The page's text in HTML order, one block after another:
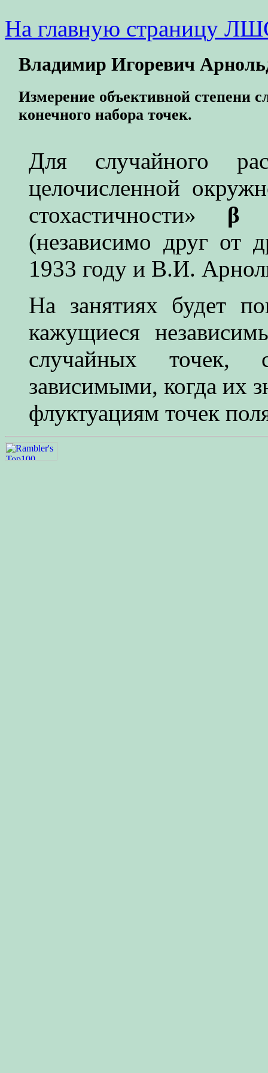
На главную страницу
Владимир Игоревич
Измерение объективной степени
конечного набора точек.
Для случайного
целочисленной
стохастичности» β
(независимо друг от
1933 году и В.И.
На занятиях будет
кажущиеся
случайных точек,
зависимыми, когда их
флуктуациям точек